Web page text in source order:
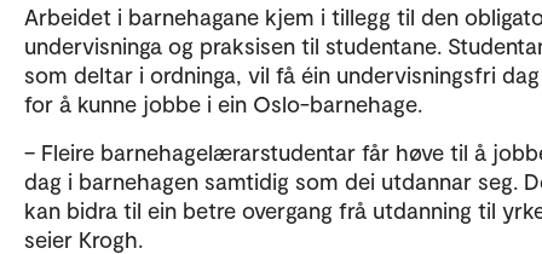
Arbeidet i barnehagane kjem i tillegg til den
undervisninga og praksisen til studentane.
som deltar i ordninga, vil få éin undervisningsfri
for å kunne jobbe i ein Oslo-barnehage.
– Fleire barnehagelærarstudentar får høve til å
dag i barnehagen samtidig som dei utdannar seg.
kan bidra til ein betre overgang frå utdanning til
seier Krogh.